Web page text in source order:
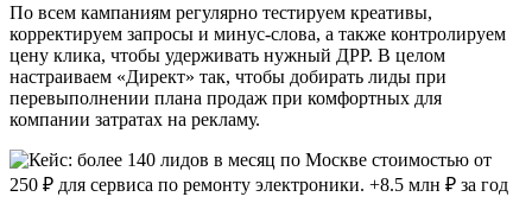
По всем кампаниям регулярно тестируем креативы,
корректируем запросы и минус-слова, а также контролируем
цену клика, чтобы удерживать нужный ДРР. В целом
настраиваем «Директ» так, чтобы добирать лиды при
перевыполнении плана продаж при комфортных для
компании затратах на рекламу.